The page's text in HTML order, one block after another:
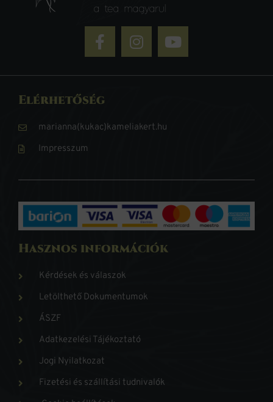
Elérhetőség
marianna(kukac)kameliakert.hu
Impresszum
Hasznos információk
Kérdések és válaszok
Letölthető Dokumentumok
ÁSZF
Adatkezelési Tájékoztató
Jogi Nyilatkozat
Fizetési és szállítási tudnivalók